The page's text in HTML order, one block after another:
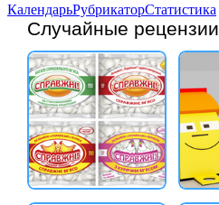
КалендарьРубрикаторСтатистика
Случайные рецензии